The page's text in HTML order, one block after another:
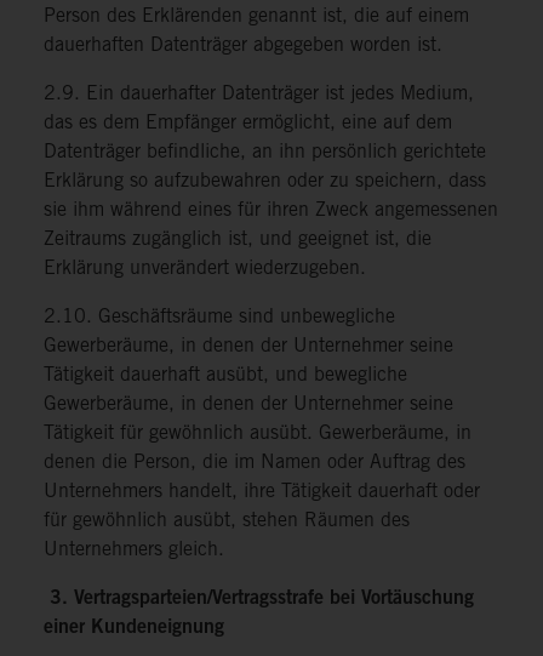
Person des Erklärenden genannt ist, die auf einem
dauerhaften Datenträger abgegeben worden ist.
2.9. Ein dauerhafter Datenträger ist jedes Medium,
das es dem Empfänger ermöglicht, eine auf dem
Datenträger befindliche, an ihn persönlich gerichtete
Erklärung so aufzubewahren oder zu speichern, dass
sie ihm während eines für ihren Zweck angemessenen
Zeitraums zugänglich ist, und geeignet ist, die
Erklärung unverändert wiederzugeben.
2.10. Geschäftsräume sind unbewegliche
Gewerberäume, in denen der Unternehmer seine
Tätigkeit dauerhaft ausübt, und bewegliche
Gewerberäume, in denen der Unternehmer seine
Tätigkeit für gewöhnlich ausübt. Gewerberäume, in
denen die Person, die im Namen oder Auftrag des
Unternehmers handelt, ihre Tätigkeit dauerhaft oder
für gewöhnlich ausübt, stehen Räumen des
Unternehmers gleich.
3. Vertragsparteien/Vertragsstrafe bei Vortäuschung
einer Kundeneignung